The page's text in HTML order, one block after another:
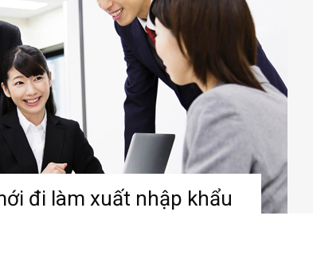
đi làm xuất nhập khẩu